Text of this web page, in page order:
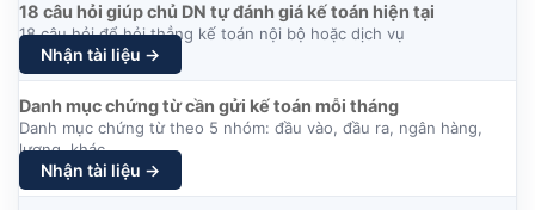
18 câu hỏi giúp chủ DN tự đánh giá kế toán hiện tại
18 câu hỏi để hỏi thẳng kế toán nội bộ hoặc dịch vụ
Nhận tài liệu →
Danh mục chứng từ cần gửi kế toán mỗi tháng
Danh mục chứng từ theo 5 nhóm: đầu vào, đầu ra, ngân hàng,
lương, khác
Nhận tài liệu →